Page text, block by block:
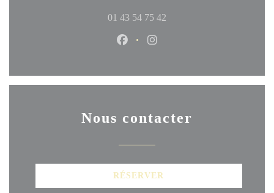
01 43 54 75 42
Facebook ((ouvre une nouvelle
Nous contacter
RÉSERVER